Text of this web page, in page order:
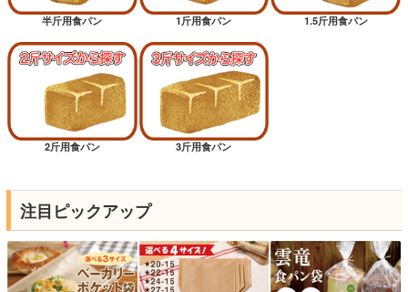
半斤用食パン 1斤用食パン 1.5斤用食パン
2斤用食パン 3斤用食パン
注目ピックアップ